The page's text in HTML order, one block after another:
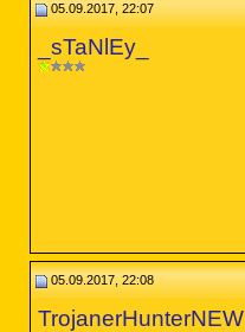
05.09.2017, 22:07
_sTaNlEy_
05.09.2017, 22:08
TrojanerHunterNEW